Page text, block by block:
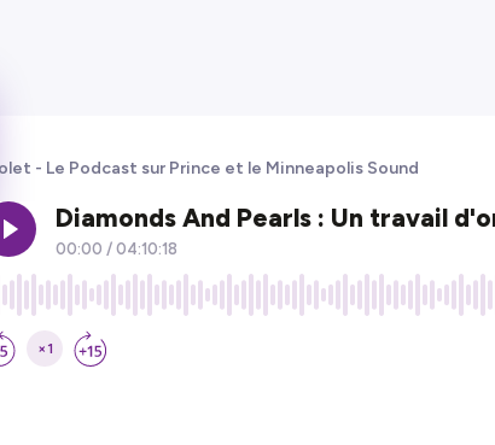
- Le Podcast sur Prince et le Minneapolis Sound